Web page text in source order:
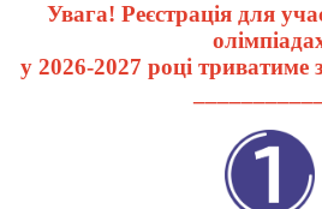
Увага! Реєстрація для
у 2026-2027 році триватиме